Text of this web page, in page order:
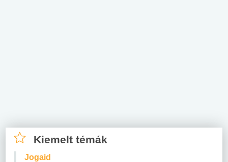
Kiemelt témák
Jogaid